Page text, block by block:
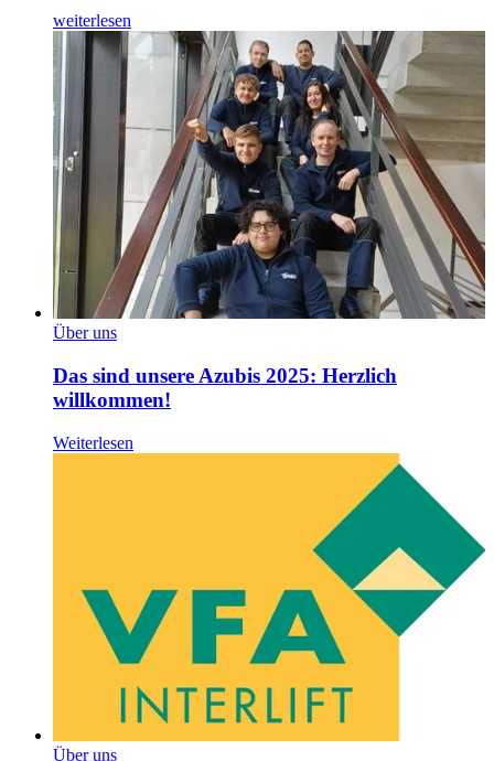
weiterlesen
Über uns
Das sind unsere Azubis 2025: Herzlich
willkommen!
Weiterlesen
Über uns